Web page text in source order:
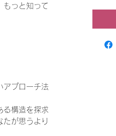
もっと知って
アプローチ法
る構造を探求
たが思うより